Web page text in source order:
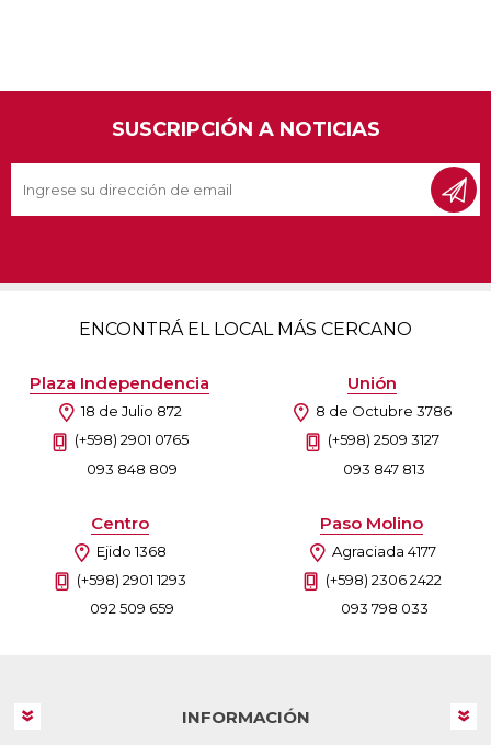
SUSCRIPCIÓN A NOTICIAS
ENCONTRÁ EL LOCAL MÁS CERCANO
Plaza Independencia
18 de Julio 872
(+598) 2901 0765
093 848 809
Unión
8 de Octubre 3786
(+598) 2509 3127
093 847 813
Centro
Ejido 1368
(+598) 2901 1293
092 509 659
Paso Molino
Agraciada 4177
(+598) 2306 2422
093 798 033
INFORMACIÓN